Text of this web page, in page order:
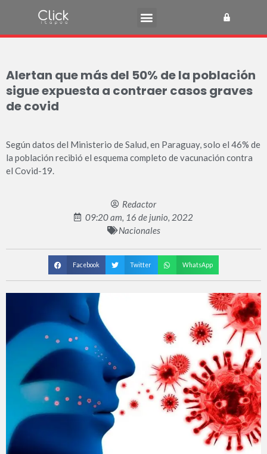
Alertan que más del 50% de la población
sigue expuesta a contraer casos graves
de covid
Según datos del Ministerio de Salud, en Paraguay, solo el 46% de
la población recibió el esquema completo de vacunación contra
el Covid-19.
Redactor
09:20 am, 16 de junio, 2022
Nacionales
Facebook Twitter WhatsApp